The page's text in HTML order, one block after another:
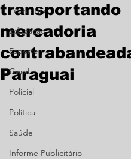
Economia
Educação
Esporte
Geral
Policial
Política
Saúde
Informe Publicitário
transportando
mercadoria
Paraguai